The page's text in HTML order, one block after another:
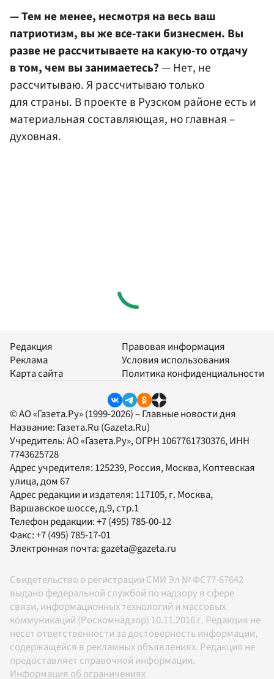
— Тем не менее, несмотря на весь ваш
патриотизм, вы же все-таки бизнесмен. Вы
разве не рассчитываете на какую-то отдачу
в том, чем вы занимаетесь?— Нет, не
рассчитываю. Я рассчитываю только
для страны. В проекте в Рузском районе есть и
материальная составляющая, но главная –
духовная.
Редакция
Реклама
Карта сайта
Правовая информация
Условия использования
Политика конфиденциальности
© АО «Газета.Ру» (1999-2026) – Главные новости дня
Название: Газета.Ru (Gazeta.Ru)
Учредитель:АО «Газета.Ру», ОГРН 1067761730376, ИНН
7743625728
Адрес учредителя: 125239, Россия, Москва, Коптевская
улица, дом 67
Адрес редакции и издателя: 117105, г. Москва,
Варшавское шоссе, д.9, стр.1
Телефон редакции:+7 (495) 785-00-12
Факс:+7 (495) 785-17-01
Электронная почта:gazeta@gazeta.ru
Свидетельство о регистрации СМИ Эл № ФС77-67642
выдано федеральной службой по надзору в сфере
связи, информационных технологий и массовых
коммуникаций (Роскомнадзор) 10.11.2016 г. Редакция не
несет ответственности за достоверность информации,
содержащейся в рекламных объявлениях. Редакция не
предоставляет справочной информации.
Информация об ограничениях